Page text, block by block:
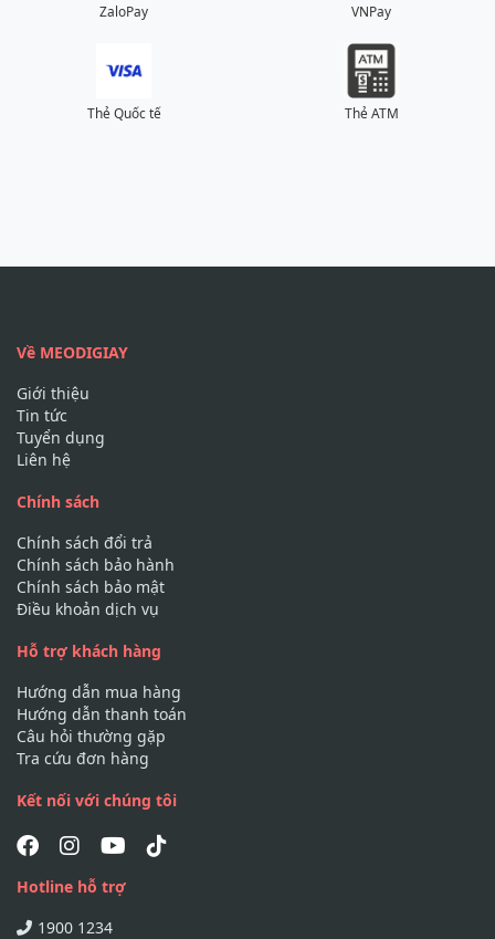
ZaloPay VNPay
Thẻ Quốc tế Thẻ ATM
Về MEODIGIAY
Giới thiệu
Tin tức
Tuyển dụng
Liên hệ
Chính sách
Chính sách đổi trả
Chính sách bảo hành
Chính sách bảo mật
Điều khoản dịch vụ
Hỗ trợ khách hàng
Hướng dẫn mua hàng
Hướng dẫn thanh toán
Câu hỏi thường gặp
Tra cứu đơn hàng
Kết nối với chúng tôi
Hotline hỗ trợ
1900 1234